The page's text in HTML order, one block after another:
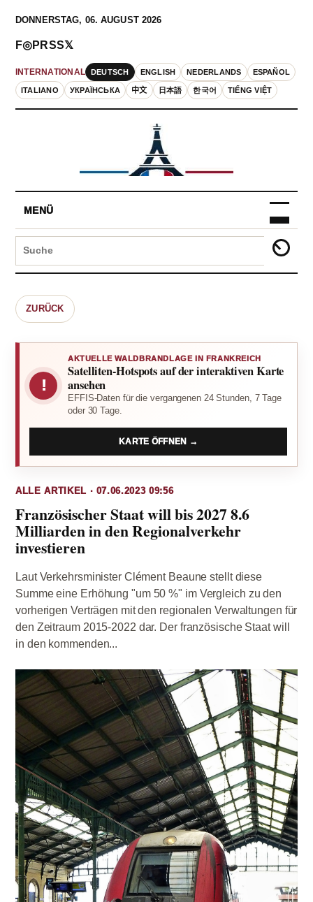
DONNERSTAG, 06. AUGUST 2026
INTERNATIONAL DEUTSCH ENGLISH NEDERLANDS ESPAÑOL
ITALIANO УКРАЇНСЬКА 中文 日本語 한국어 TIẾNG VIỆT
F◎PRSS𝕏
MENÜ
ZURÜCK
!
AKTUELLE WALDBRANDLAGE IN FRANKREICH
Satelliten-Hotspots auf der interaktiven Karte
ansehen
EFFIS-Daten für die vergangenen 24 Stunden, 7 Tage
oder 30 Tage.
KARTE ÖFFNEN →
ALLE ARTIKEL · 07.06.2023 09:56
Französischer Staat will bis 2027 8.6
Milliarden in den Regionalverkehr
investieren
Laut Verkehrsminister Clément Beaune stellt diese
Summe eine Erhöhung "um 50 %" im Vergleich zu den
vorherigen Verträgen mit den regionalen Verwaltungen für
den Zeitraum 2015-2022 dar. Der französische Staat will
in den kommenden...